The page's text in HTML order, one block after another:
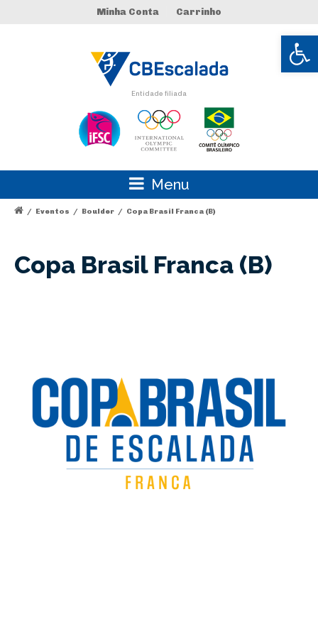
Abrir
Minha Conta Carrinho
Entidade filiada
Menu
/ Eventos / Boulder / Copa Brasil Franca (B)
Copa Brasil Franca (B)